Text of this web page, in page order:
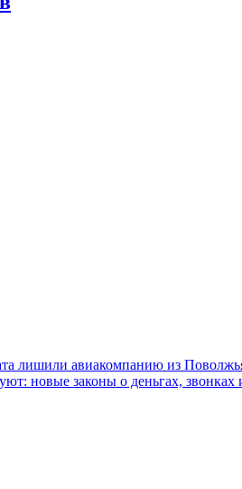
лишили авиакомпанию из
новые законы о деньгах,